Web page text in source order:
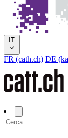
IT
FR (cath.ch) DE